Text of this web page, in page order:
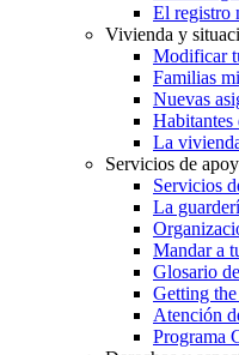
El registro
Vivienda y
Modificar
Familias
Nuevas
Habitantes
La
Servicios de
Servicios
La
Mandar a
Glosario
Getting
Atención
Programa